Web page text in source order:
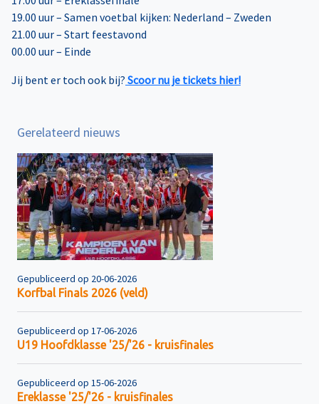
19.00 uur – Samen voetbal kijken: Nederland – Zweden
21.00 uur – Start feestavond
00.00 uur – Einde
Jij bent er toch ook bij? Scoor nu je tickets hier!
Gerelateerd nieuws
Gepubliceerd op 20-06-2026
Korfbal Finals 2026 (veld)
Gepubliceerd op 17-06-2026
U19 Hoofdklasse '25/'26 - kruisfinales
Gepubliceerd op 15-06-2026
Ereklasse '25/'26 - kruisfinales